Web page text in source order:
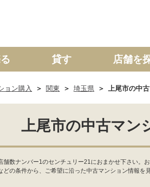
戸建て マンション 土
貸す 店舗を
ョン購入 関東 埼玉県 上尾市の中
上尾市の中古マン
数ナンバー1のセンチュリー21におまかせ下さい
の条件から、ご希望に沿った中古マンション情報